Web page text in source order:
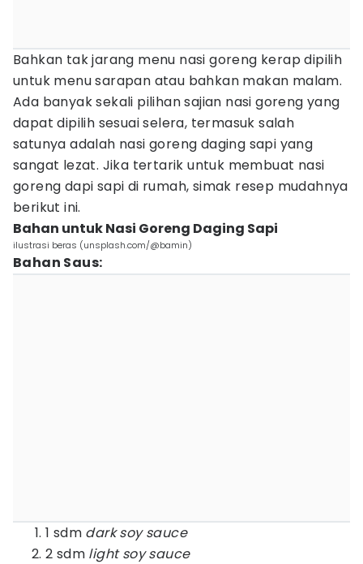
Bahkan tak jarang menu nasi goreng kerap dipilih
untuk menu sarapan atau bahkan makan malam.
Ada banyak sekali pilihan sajian nasi goreng yang
dapat dipilih sesuai selera, termasuk salah
satunya adalah nasi goreng daging sapi yang
sangat lezat. Jika tertarik untuk membuat nasi
goreng dapi sapi di rumah, simak resep mudahnya
berikut ini.
Bahan untuk Nasi Goreng Daging Sapi
ilustrasi beras (unsplash.com/@bamin)
Bahan Saus:
1 sdm dark soy sauce
2 sdm light soy sauce